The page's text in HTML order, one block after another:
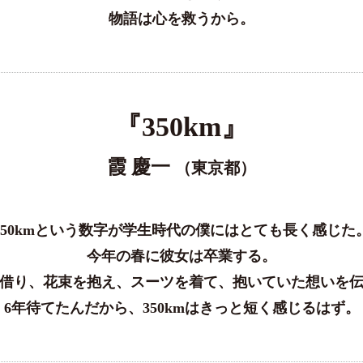
物語は心を救うから。
『350km』
霞 慶一 （東京都）
という数字が学生時代の僕にはとても長く感じた
今年の春に彼女は卒業する。
り、花束を抱え、スーツを着て、抱いていた想いを
6年待てたんだから、350kmはきっと短く感じるはず。